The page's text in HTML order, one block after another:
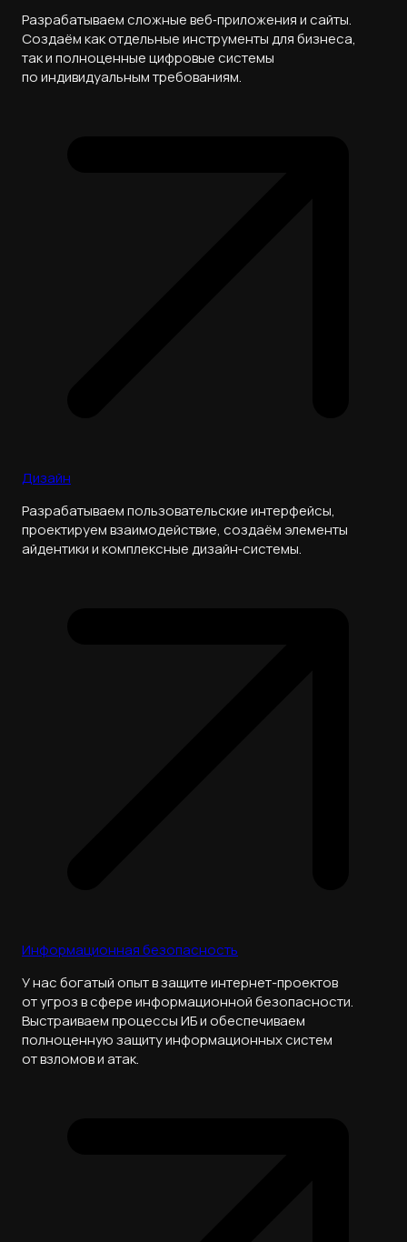
Разрабатываем сложные веб‑приложения и сайты.
Создаём как отдельные инструменты для бизнеса,
так и полноценные цифровые системы
по индивидуальным требованиям.
Дизайн
Разрабатываем пользовательские интерфейсы,
проектируем взаимодействие, создаём элементы
айдентики и комплексные дизайн‑системы.
Информационная безопасность
У нас богатый опыт в защите интернет-проектов
от угроз в сфере информационной безопасности.
Выстраиваем процессы ИБ и обеспечиваем
полноценную защиту информационных систем
от взломов и атак.